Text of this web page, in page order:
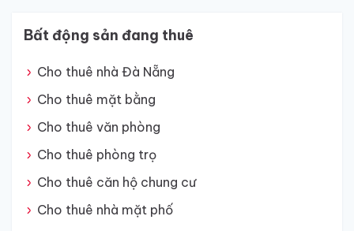
Bất động sản đang thuê
Cho thuê nhà Đà Nẵng
Cho thuê mặt bằng
Cho thuê văn phòng
Cho thuê phòng trọ
Cho thuê căn hộ chung cư
Cho thuê nhà mặt phố